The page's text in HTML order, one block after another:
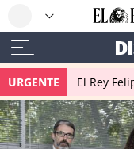
URGENTE El Rey